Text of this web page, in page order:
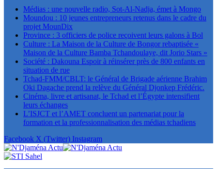
Médias : une nouvelle radio, Sot-Al-Nadja, émet à Mongo
Moundou : 10 jeunes entrepreneurs retenus dans le cadre du
projet MounDix
Province : 3 officiers de police reçoivent leurs galons à Bol
Culture : La Maison de la Culture de Bongor rebaptisée «
Maison de la Culture Bamba Tchandoulaye, dit Jorio Stars »
Société : Dakouna Espoir à réinsérer près de 800 enfants en
situation de rue
Tchad-FMM/CBLT: le Général de Brigade aérienne Brahim
Oki Dagache prend la relève du Général Djonkep Frédéric.
Cinéma, livre et artisanat, le Tchad et l’Égypte intensifient
leurs échanges
L’ISJCT et l’AMET concluent un partenariat pour la
formation et la professionnalisation des médias tchadiens
Facebook X (Twitter) Instagram